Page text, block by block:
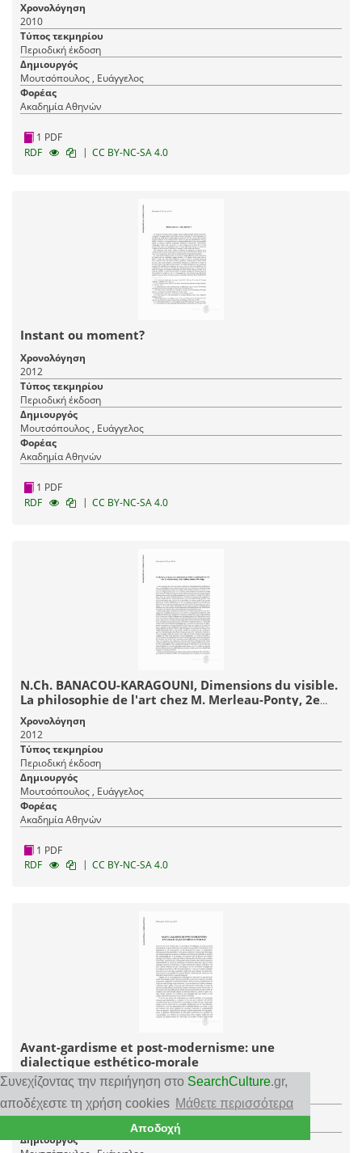
Συνεχίζοντας την περιήγηση στο SearchCulture.gr,
αποδέχεστε τη χρήση cookies Μάθετε περισσότερα
Αποδοχή
Χρονολόγηση
2010
Τύπος τεκμηρίου
Περιοδική έκδοση
Δημιουργός
Μουτσόπουλος , Ευάγγελος
Φορέας
Ακαδημία Αθηνών
1 PDF
RDF
| CC BY-NC-SA 4.0
Instant ou moment?
Χρονολόγηση
2012
Τύπος τεκμηρίου
Περιοδική έκδοση
Δημιουργός
Μουτσόπουλος , Ευάγγελος
Φορέας
Ακαδημία Αθηνών
1 PDF
RDF
| CC BY-NC-SA 4.0
N.Ch. BANACOU-KARAGOUNI, Dimensions du visible.
La philosophie de l'art chez M. Merleau-Ponty, 2e
éd., Athènes, Ennoia, 2008, 454 pp. (βιβλιοκρισία)
Χρονολόγηση
2012
Τύπος τεκμηρίου
Περιοδική έκδοση
Δημιουργός
Μουτσόπουλος , Ευάγγελος
Φορέας
Ακαδημία Αθηνών
1 PDF
RDF
| CC BY-NC-SA 4.0
Avant-gardisme et post-modernisme: une
dialectique esthético-morale
Χρονολόγηση
2014
Τύπος τεκμηρίου
Δημιουργός